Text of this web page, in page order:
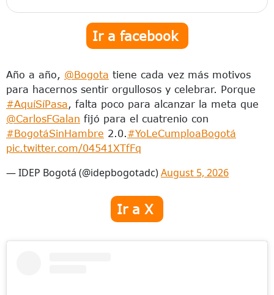
Ir a facebook
Año a año, @Bogota tiene cada vez más motivos
para hacernos sentir orgullosos y celebrar. Porque
#AquíSíPasa, falta poco para alcanzar la meta que
@CarlosFGalan fijó para el cuatrenio con
#BogotáSinHambre 2.0.#YoLeCumploaBogotá
pic.twitter.com/04541XTfFq
— IDEP Bogotá (@idepbogotadc)August 5, 2026
Ir a X